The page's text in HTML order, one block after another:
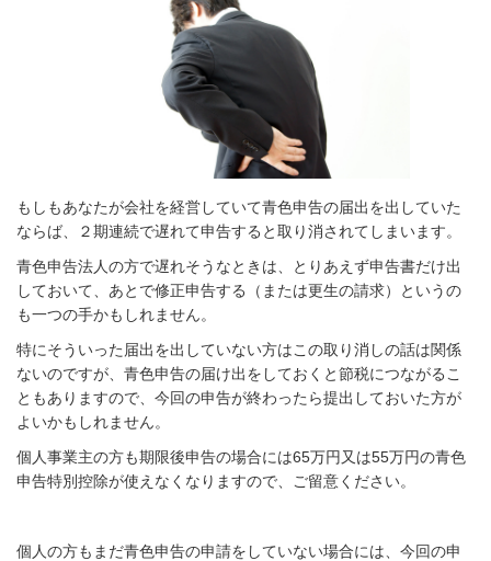
もしもあなたが会社を経営していて青色申告の届出を出していた
ならば、２期連続で遅れて申告すると取り消されてしまいます。
青色申告法人の方で遅れそうなときは、とりあえず申告書だけ出
しておいて、あとで修正申告する（または更生の請求）というの
も一つの手かもしれません。
特にそういった届出を出していない方はこの取り消しの話は関係
ないのですが、青色申告の届け出をしておくと節税につながるこ
ともありますので、今回の申告が終わったら提出しておいた方が
よいかもしれません。
個人事業主の方も期限後申告の場合には65万円又は55万円の青色
申告特別控除が使えなくなりますので、ご留意ください。
個人の方もまだ青色申告の申請をしていない場合には、今回の申